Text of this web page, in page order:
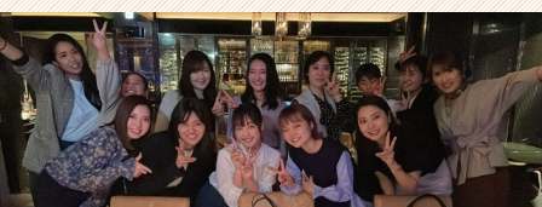
式
会
社
g
-
w
c